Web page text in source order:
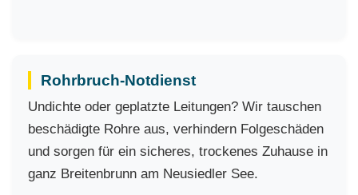
Rohrbruch-Notdienst
Undichte oder geplatzte Leitungen? Wir tauschen
beschädigte Rohre aus, verhindern Folgeschäden
und sorgen für ein sicheres, trockenes Zuhause in
ganz Breitenbrunn am Neusiedler See.